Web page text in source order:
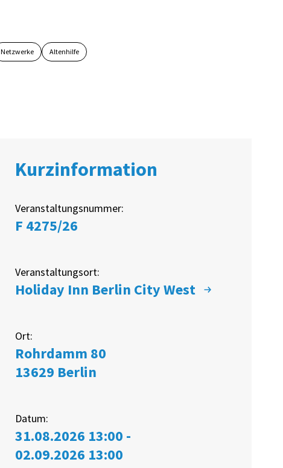
Netzwerke Altenhilfe
Kurzinformation
Veranstaltungsnummer:
F 4275/26
Veranstaltungsort:
Holiday Inn Berlin City West
Ort:
Rohrdamm 80
13629 Berlin
Datum:
31.08.2026 13:00 -
02.09.2026 13:00